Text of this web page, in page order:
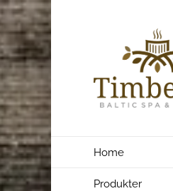
Skip
to
content
Home
Produkter